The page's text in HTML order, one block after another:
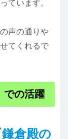
ています。
声の通りや
てくれるで
での活躍
倉殿の